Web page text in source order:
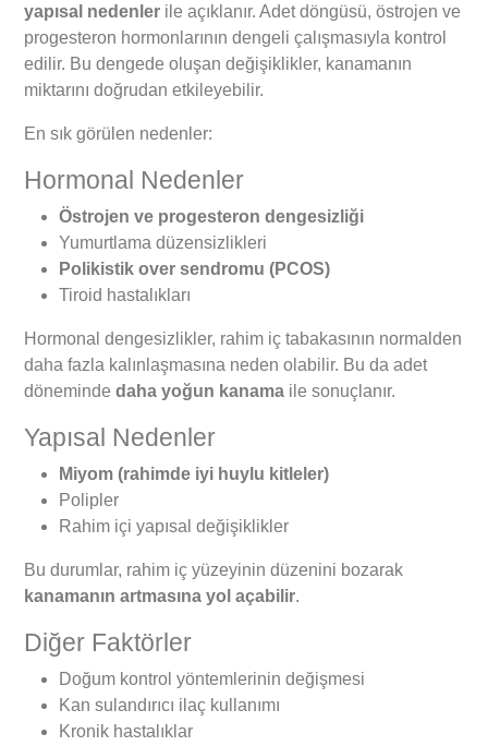
yapısal nedenler ile açıklanır. Adet döngüsü, östrojen ve
progesteron hormonlarının dengeli çalışmasıyla kontrol
edilir. Bu dengede oluşan değişiklikler, kanamanın
miktarını doğrudan etkileyebilir.
En sık görülen nedenler:
Hormonal Nedenler
Östrojen ve progesteron dengesizliği
Yumurtlama düzensizlikleri
Polikistik over sendromu (PCOS)
Tiroid hastalıkları
Hormonal dengesizlikler, rahim iç tabakasının normalden
daha fazla kalınlaşmasına neden olabilir. Bu da adet
döneminde daha yoğun kanama ile sonuçlanır.
Yapısal Nedenler
Miyom (rahimde iyi huylu kitleler)
Polipler
Rahim içi yapısal değişiklikler
Bu durumlar, rahim iç yüzeyinin düzenini bozarak
kanamanın artmasına yol açabilir.
Diğer Faktörler
Doğum kontrol yöntemlerinin değişmesi
Kan sulandırıcı ilaç kullanımı
Kronik hastalıklar